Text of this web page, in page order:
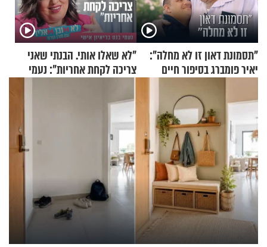
"תסמונת דאון זו לא מחלה":
יאיר פומברג בסיפור חיים
"לא שאלו אותי. הבנתי שאני
צריכה לקחת אחריות": נעמי